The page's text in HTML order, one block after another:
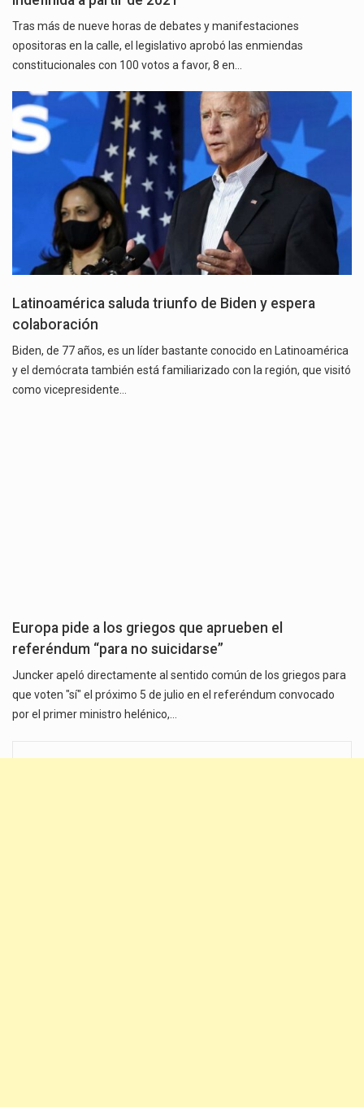
Tras más de nueve horas de debates y manifestaciones
opositoras en la calle, el legislativo aprobó las enmiendas
constitucionales con 100 votos a favor, 8 en…
Latinoamérica saluda triunfo de Biden y espera
colaboración
Biden, de 77 años, es un líder bastante conocido en Latinoamérica
y el demócrata también está familiarizado con la región, que visitó
como vicepresidente…
Europa pide a los griegos que aprueben el
referéndum “para no suicidarse”
Juncker apeló directamente al sentido común de los griegos para
que voten "sí" el próximo 5 de julio en el referéndum convocado
por el primer ministro helénico,…